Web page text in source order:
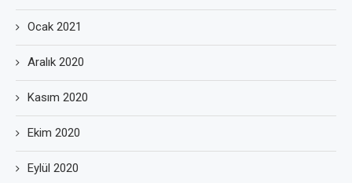
Ocak 2021
Aralık 2020
Kasım 2020
Ekim 2020
Eylül 2020